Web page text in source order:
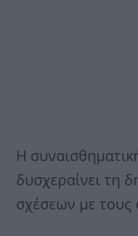
Η
δυσχεραίνει τη
σχέσεων με